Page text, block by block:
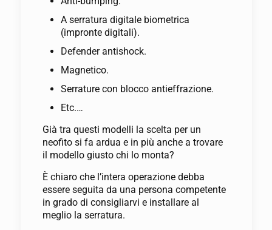
A serratura digitale biometrica
(impronte digitali).
Defender antishock.
Magnetico.
Serrature con blocco antieffrazione.
Etc.…
Già tra questi modelli la scelta per un
neofito si fa ardua e in più anche a trovare
il modello giusto chi lo monta?
È chiaro che l’intera operazione debba
essere seguita da una persona competente
in grado di consigliarvi e installare al
meglio la serratura.